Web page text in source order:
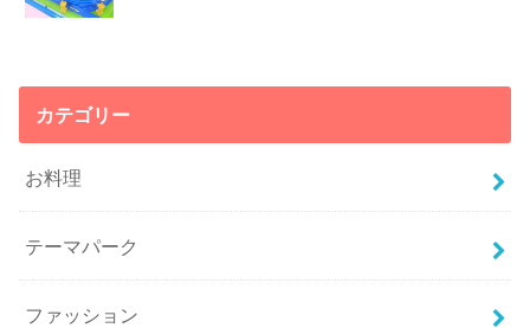
カテゴリー
お料理
テーマパーク
ファッション